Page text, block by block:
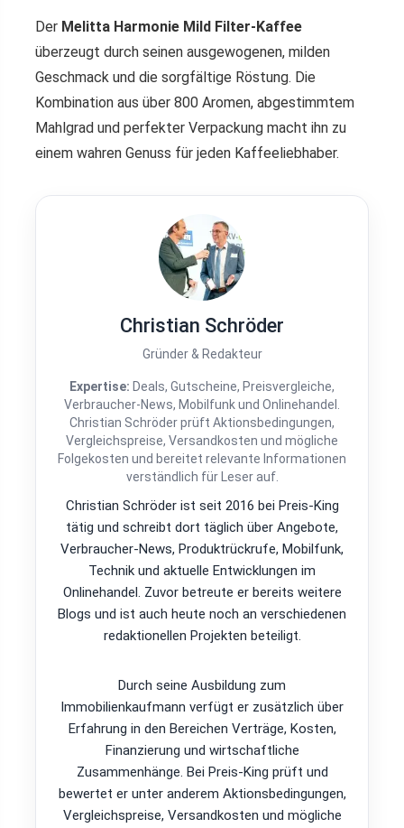
Der Melitta Harmonie Mild Filter-Kaffee
überzeugt durch seinen ausgewogenen, milden
Geschmack und die sorgfältige Röstung. Die
Kombination aus über 800 Aromen, abgestimmtem
Mahlgrad und perfekter Verpackung macht ihn zu
einem wahren Genuss für jeden Kaffeeliebhaber.
Christian Schröder
Gründer & Redakteur
Expertise: Deals, Gutscheine, Preisvergleiche,
Verbraucher-News, Mobilfunk und Onlinehandel.
Christian Schröder prüft Aktionsbedingungen,
Vergleichspreise, Versandkosten und mögliche
Folgekosten und bereitet relevante Informationen
verständlich für Leser auf.
Christian Schröder ist seit 2016 bei Preis-King
tätig und schreibt dort täglich über Angebote,
Verbraucher-News, Produktrückrufe, Mobilfunk,
Technik und aktuelle Entwicklungen im
Onlinehandel. Zuvor betreute er bereits weitere
Blogs und ist auch heute noch an verschiedenen
redaktionellen Projekten beteiligt.
Durch seine Ausbildung zum
Immobilienkaufmann verfügt er zusätzlich über
Erfahrung in den Bereichen Verträge, Kosten,
Finanzierung und wirtschaftliche
Zusammenhänge. Bei Preis-King prüft und
bewertet er unter anderem Aktionsbedingungen,
Vergleichspreise, Versandkosten und mögliche